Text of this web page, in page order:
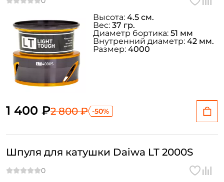
1 400 ₽2 800 ₽ -50%
Высота: 4.5 см.
Вес: 37 гр.
Диаметр бортика: 51 мм
Внутренний диаметр: 42 мм.
Размер: 4000
Шпуля для катушки Daiwa LT 2000S